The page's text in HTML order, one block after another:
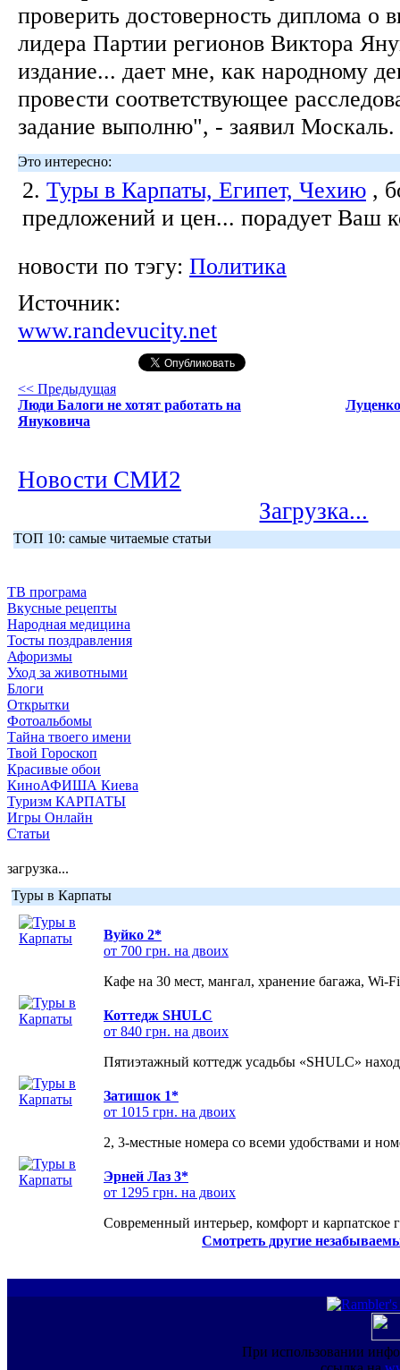
проверить достоверность диплома о
лидера Партии регионов Виктора
издание... дает мне, как народному
провести соответствующее
задание выполню", - заявил
Это интересно:
2. Туры в Карпаты, Египет, Чехию ,
предложений и цен... порадует Ваш
новости по тэгу: Политика
Источник:
www.randevucity.net
<< Предыдущая
Люди Балоги не хотят работать на
Януковича
Новости СМИ2
Загрузка...
ТОП 10: самые читаемые статьи
ТВ програма
Вкусные рецепты
Народная медицина
Тосты поздравления
Афоризмы
Уход за животными
Блоги
Открытки
Фотоальбомы
Тайна твоего имени
Твой Гороскоп
Красивые обои
КиноАФИША Киева
Туризм КАРПАТЫ
Игры Онлайн
Статьи
загрузка...
Туры в Карпаты
Вуйко 2*
от 700 грн. на двоих
Кафе на 30 мест, мангал, хранение багажа, Wi-
Коттедж SHULC
от 840 грн. на двоих
Пятиэтажный коттедж усадьбы «SHULC»
Затишок 1*
от 1015 грн. на двоих
2, 3-местные номера со всеми удобствами и
Эрней Лаз 3*
от 1295 грн. на двоих
Современный интерьер, комфорт и карпатское
Смотреть другие
При использовании